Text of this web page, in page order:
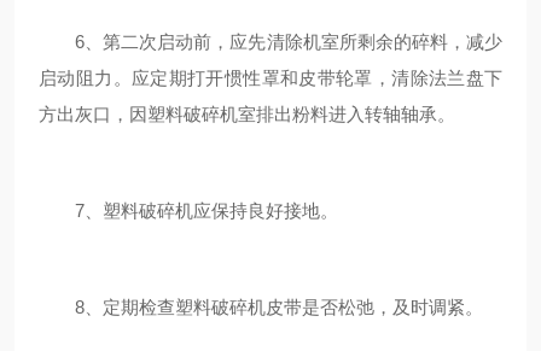
6、第二次启动前，应先清除机室所剩余的碎料，减少
启动阻力。应定期打开惯性罩和皮带轮罩，清除法兰盘下
方出灰口，因塑料破碎机室排出粉料进入转轴轴承。
7、塑料破碎机应保持良好接地。
8、定期检查塑料破碎机皮带是否松弛，及时调紧。